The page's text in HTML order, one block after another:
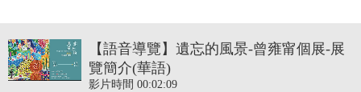
【語音導覽】遺忘的風景-曾雍甯個展-展
覽簡介(華語)
影片時間 00:02:09